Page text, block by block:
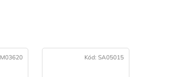
M03620 Kód: SA05015